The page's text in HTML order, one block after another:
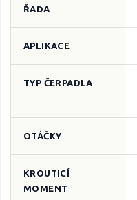
ŘADA
APLIKACE
TYP ČERPADLA
OTÁČKY
KROUTICÍ
MOMENT